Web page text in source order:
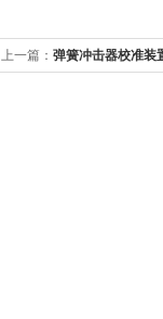
上一篇： 弹簧冲击器校准装